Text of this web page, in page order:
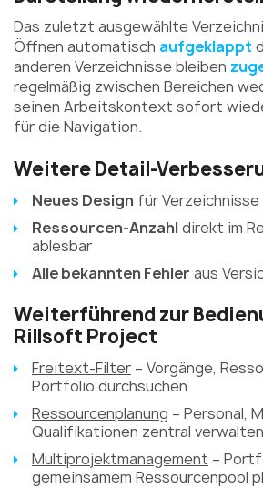
Das zuletzt ausgewählte
Öffnen automatisch aufgeklappt
anderen Verzeichnisse bleiben
regelmäßig zwischen Bereichen
seinen Arbeitskontext sofort
für die Navigation.
Weitere Detail-
Neues Design für Verzeichnisse
Ressourcen-Anzahl direkt im
ablesbar
Alle bekannten Fehler aus
Weiterführend zur
Rillsoft Project
Freitext-Filter – Vorgänge,
Portfolio durchsuchen
Ressourcenplanung – Personal,
Qualifikationen zentral verwalten
Multiprojektmanagement –
gemeinsamem Ressourcenpool